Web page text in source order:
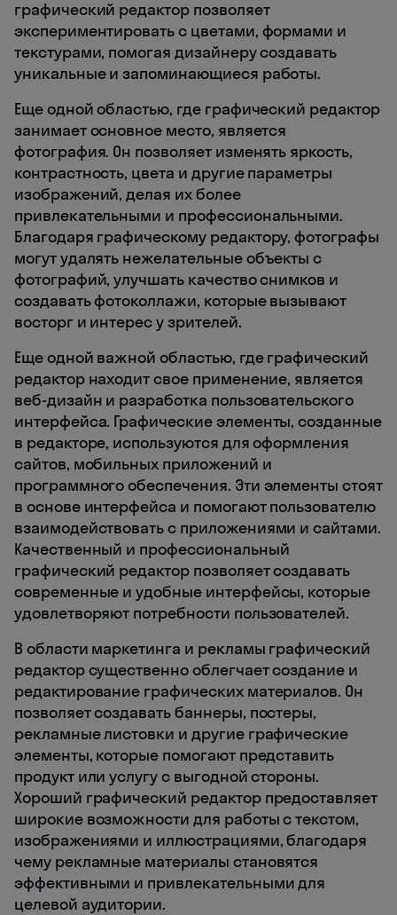
графический редактор позволяет
экспериментировать с цветами, формами и
текстурами, помогая дизайнеру создавать
уникальные и запоминающиеся работы.
Еще одной областью, где графический редактор
занимает основное место, является
фотография. Он позволяет изменять яркость,
контрастность, цвета и другие параметры
изображений, делая их более
привлекательными и профессиональными.
Благодаря графическому редактору, фотографы
могут удалять нежелательные объекты с
фотографий, улучшать качество снимков и
создавать фотоколлажи, которые вызывают
восторг и интерес у зрителей.
Еще одной важной областью, где графический
редактор находит свое применение, является
веб-дизайн и разработка пользовательского
интерфейса. Графические элементы, созданные
в редакторе, используются для оформления
сайтов, мобильных приложений и
программного обеспечения. Эти элементы стоят
в основе интерфейса и помогают пользователю
взаимодействовать с приложениями и сайтами.
Качественный и профессиональный
графический редактор позволяет создавать
современные и удобные интерфейсы, которые
удовлетворяют потребности пользователей.
В области маркетинга и рекламы графический
редактор существенно облегчает создание и
редактирование графических материалов. Он
позволяет создавать баннеры, постеры,
рекламные листовки и другие графические
элементы, которые помогают представить
продукт или услугу с выгодной стороны.
Хороший графический редактор предоставляет
широкие возможности для работы с текстом,
изображениями и иллюстрациями, благодаря
чему рекламные материалы становятся
эффективными и привлекательными для
целевой аудитории.